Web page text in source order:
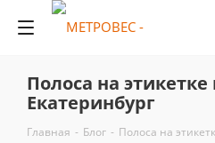
Полоса на
Екатеринбург
Главная - Блог - Полоса на